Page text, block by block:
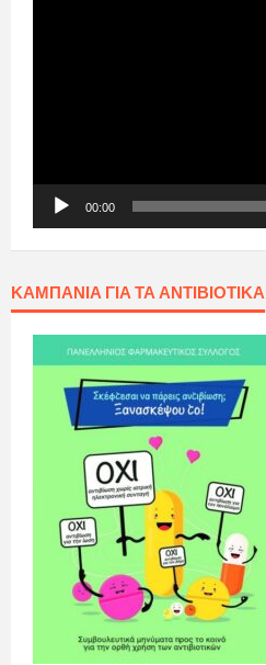
00:00
ΚΑΜΠΆΝΙΑ ΓΙΑ ΤΑ ΑΝΤΙΒΙΟΤΙΚΆ